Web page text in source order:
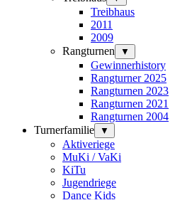
Treibhaus
2011
2009
Rangturnen
▼
Gewinnerhistory
Rangturner 2025
Rangturnen 2023
Rangturnen 2021
Rangturnen 2004
Turnerfamilie
▼
Aktiveriege
MuKi / VaKi
KiTu
Jugendriege
Dance Kids